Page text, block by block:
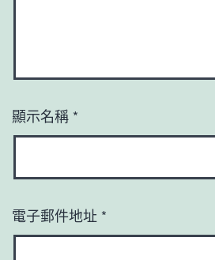
顯示名稱 *
電子郵件地址 *